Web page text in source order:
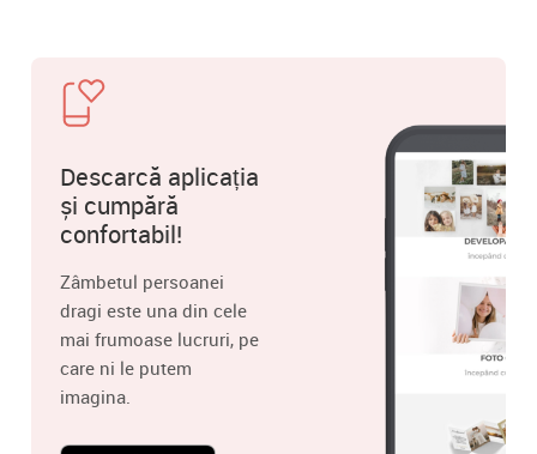
Descarcă aplicația
și cumpără
confortabil!
Zâmbetul persoanei
dragi este una din cele
mai frumoase lucruri, pe
care ni le putem
imagina.